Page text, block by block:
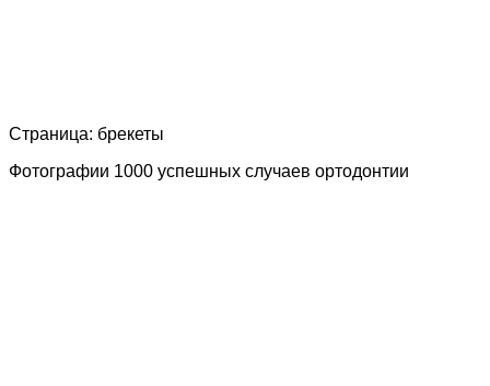
Страница: брекеты
Фотографии 1000 успешных случаев ортодонтии